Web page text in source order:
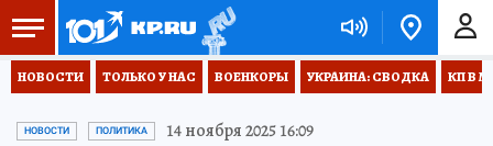
НОВОСТИ ТОЛЬКО У НАС ВОЕНКОРЫ УКРАИНА: СВОДКА КП В
НОВОСТИ ПОЛИТИКА 14 ноября 2025 16:09